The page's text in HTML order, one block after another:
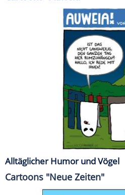
Alltäglicher Humor und Vögel
Cartoons "Neue Zeiten"